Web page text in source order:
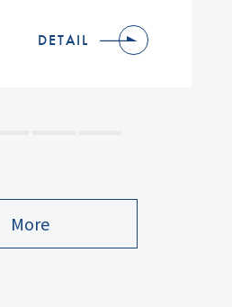
DETAIL
DETAIL
DETAIL
DETAIL
More